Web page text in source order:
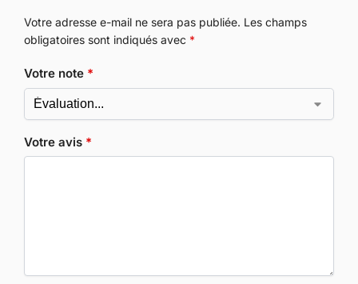
Votre adresse e-mail ne sera pas publiée. Les champs
obligatoires sont indiqués avec *
Votre note *
Votre avis *